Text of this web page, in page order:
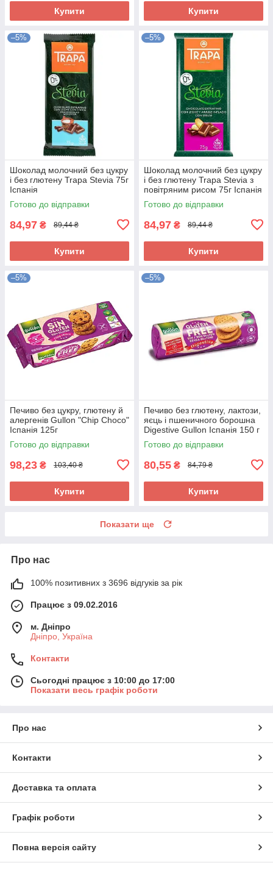
Купити Купити
–5%
Шоколад молочний без цукру
і без глютену Trapa Stevia 75г
Іспанія
Готово до відправки
84,97 ₴ 89,44 ₴
Купити
–5%
Шоколад молочний без цукру
і без глютену Trapa Stevia з
повітряним рисом 75г Іспанія
Готово до відправки
84,97 ₴ 89,44 ₴
Купити
–5%
Печиво без цукру, глютену й
алергенів Gullon "Chip Choco"
Іспанія 125г
Готово до відправки
98,23 ₴ 103,40 ₴
Купити
–5%
Печиво без глютену, лактози,
яєць і пшеничного борошна
Digestive Gullon Іспанія 150 г
Готово до відправки
80,55 ₴ 84,79 ₴
Купити
Показати ще
Про нас
100% позитивних з 3696 відгуків за рік
Працює з 09.02.2016
м. Дніпро
Дніпро, Україна
Контакти
Сьогодні працює з 10:00 до 17:00
Показати весь графік роботи
Про нас
Контакти
Доставка та оплата
Графік роботи
Повна версія сайту